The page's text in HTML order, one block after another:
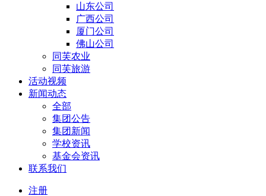
山东公司
广西公司
厦门公司
佛山公司
同芙农业
同芙旅游
活动视频
新闻动态
全部
集团公告
集团新闻
学校资讯
基金会资讯
联系我们
注册